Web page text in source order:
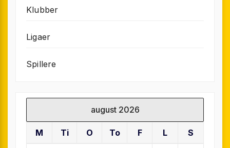
Klubber
Ligaer
Spillere
august 2026
M Ti O To F L S